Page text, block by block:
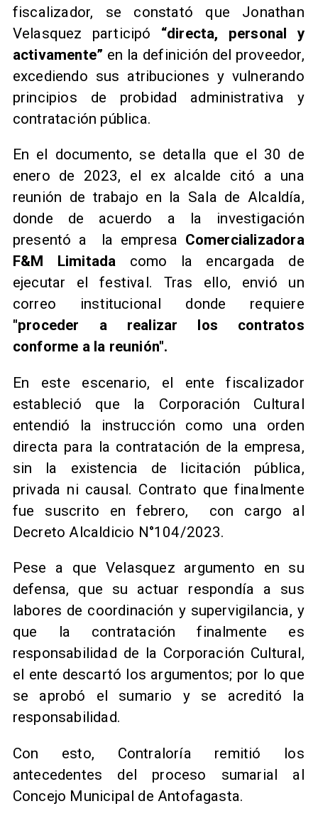
fiscalizador, se constató que Jonathan
Velasquez participó “directa, personal y
activamente” en la definición del proveedor,
excediendo sus atribuciones y vulnerando
principios de probidad administrativa y
contratación pública.
En el documento, se detalla que el 30 de
enero de 2023, el ex alcalde citó a una
reunión de trabajo en la Sala de Alcaldía,
donde de acuerdo a la investigación
presentó a la empresa Comercializadora
F&M Limitada como la encargada de
ejecutar el festival. Tras ello, envió un
correo institucional donde requiere
"proceder a realizar los contratos
conforme a la reunión".
En este escenario, el ente fiscalizador
estableció que la Corporación Cultural
entendió la instrucción como una orden
directa para la contratación de la empresa,
sin la existencia de licitación pública,
privada ni causal. Contrato que finalmente
fue suscrito en febrero, con cargo al
Decreto Alcaldicio N°104/2023.
Pese a que Velasquez argumento en su
defensa, que su actuar respondía a sus
labores de coordinación y supervigilancia, y
que la contratación finalmente es
responsabilidad de la Corporación Cultural,
el ente descartó los argumentos; por lo que
se aprobó el sumario y se acreditó la
responsabilidad.
Con esto, Contraloría remitió los
antecedentes del proceso sumarial al
Concejo Municipal de Antofagasta.